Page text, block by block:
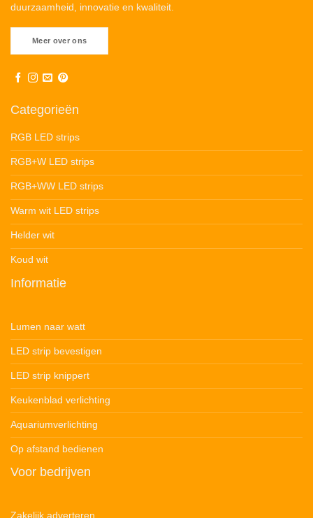
duurzaamheid, innovatie en kwaliteit.
Meer over ons
Categorieën
RGB LED strips
RGB+W LED strips
RGB+WW LED strips
Warm wit LED strips
Helder wit
Koud wit
Informatie
Lumen naar watt
LED strip bevestigen
LED strip knippert
Keukenblad verlichting
Aquariumverlichting
Op afstand bedienen
Voor bedrijven
Zakelijk adverteren